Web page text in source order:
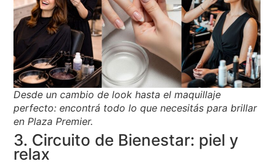
Desde un cambio de look hasta el maquillaje
perfecto: encontrá todo lo que necesitás para brillar
en Plaza Premier.
3. Circuito de Bienestar: piel y
relax